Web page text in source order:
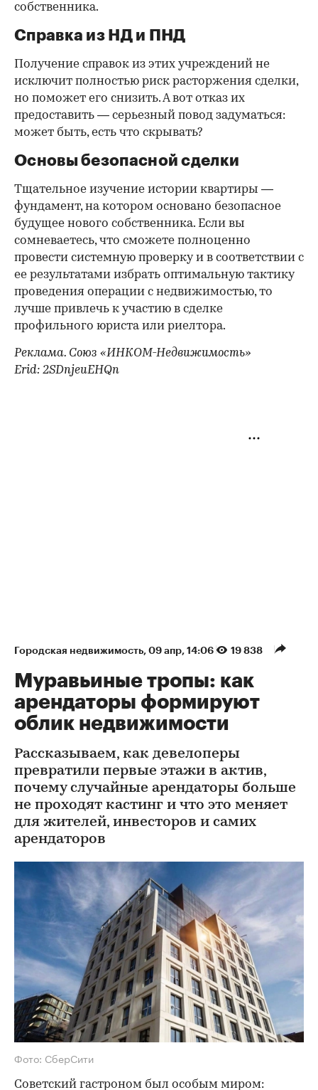
собственника.
Справка из НД и ПНД
Получение справок из этих учреждений не
исключит полностью риск расторжения сделки,
но поможет его снизить. А вот отказ их
предоставить — серьезный повод задуматься:
может быть, есть что скрывать?
Основы безопасной сделки
Тщательное изучение истории квартиры —
фундамент, на котором основано безопасное
будущее нового собственника. Если вы
сомневаетесь, что сможете полноценно
провести системную проверку и в соответствии с
ее результатами избрать оптимальную тактику
проведения операции с недвижимостью, то
лучше привлечь к участию в сделке
профильного юриста или риелтора.
Реклама. Союз «ИНКОМ-Недвижимость»
Erid: 2SDnjeuEHQn
Городская недвижимость 09 апр, 14:06 19 838
Муравьиные тропы: как
арендаторы формируют
облик недвижимости
Рассказываем, как девелоперы
превратили первые этажи в актив,
почему случайные арендаторы больше
не проходят кастинг и что это меняет
для жителей, инвесторов и самих
арендаторов
Фото: СберСити
Советский гастроном был особым миром: